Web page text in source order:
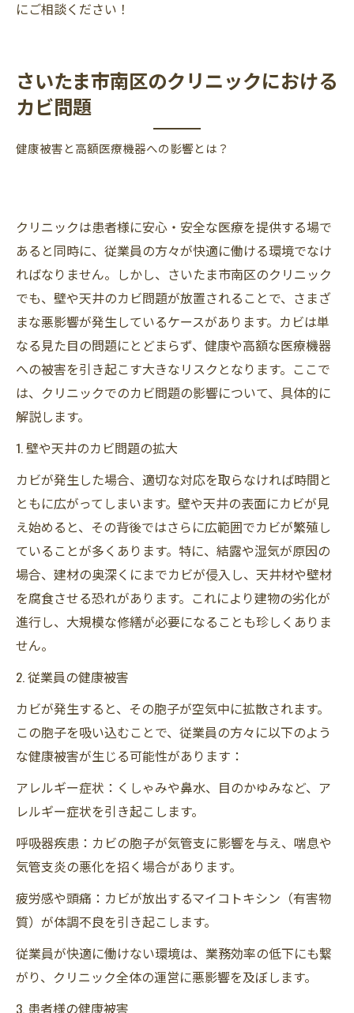
にご相談ください！
さいたま市南区のクリニックにおける
カビ問題
健康被害と高額医療機器への影響とは？
クリニックは患者様に安心・安全な医療を提供する場で
あると同時に、従業員の方々が快適に働ける環境でなけ
ればなりません。しかし、さいたま市南区のクリニック
でも、壁や天井のカビ問題が放置されることで、さまざ
まな悪影響が発生しているケースがあります。カビは単
なる見た目の問題にとどまらず、健康や高額な医療機器
への被害を引き起こす大きなリスクとなります。ここで
は、クリニックでのカビ問題の影響について、具体的に
解説します。
1. 壁や天井のカビ問題の拡大
カビが発生した場合、適切な対応を取らなければ時間と
ともに広がってしまいます。壁や天井の表面にカビが見
え始めると、その背後ではさらに広範囲でカビが繁殖し
ていることが多くあります。特に、結露や湿気が原因の
場合、建材の奥深くにまでカビが侵入し、天井材や壁材
を腐食させる恐れがあります。これにより建物の劣化が
進行し、大規模な修繕が必要になることも珍しくありま
せん。
2. 従業員の健康被害
カビが発生すると、その胞子が空気中に拡散されます。
この胞子を吸い込むことで、従業員の方々に以下のよう
な健康被害が生じる可能性があります：
アレルギー症状：くしゃみや鼻水、目のかゆみなど、ア
レルギー症状を引き起こします。
呼吸器疾患：カビの胞子が気管支に影響を与え、喘息や
気管支炎の悪化を招く場合があります。
疲労感や頭痛：カビが放出するマイコトキシン（有害物
質）が体調不良を引き起こします。
従業員が快適に働けない環境は、業務効率の低下にも繋
がり、クリニック全体の運営に悪影響を及ぼします。
3. 患者様の健康被害